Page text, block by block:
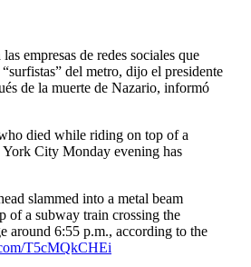
empresas de redes sociales que
del metro, dijo el presidente
de la muerte de Nazario, informó
died while riding on top of a
City Monday evening has
slammed into a metal beam
of a subway train crossing the
around 6:55 p.m., according to the
T5cMQkCHEi